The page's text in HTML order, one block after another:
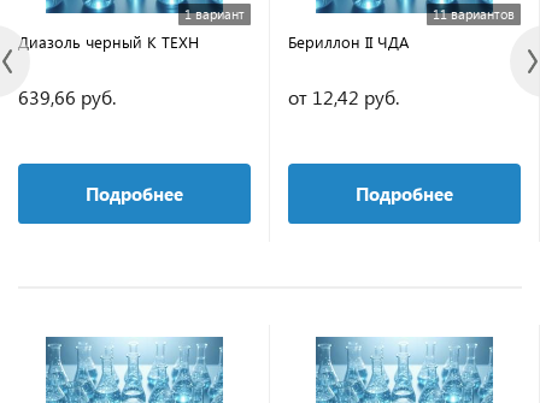
1 вариант
Диазоль черный К ТЕХН
639,66 руб.
Подробнее
11 вариантов
Бериллон II ЧДА
от 12,42 руб.
Подробнее